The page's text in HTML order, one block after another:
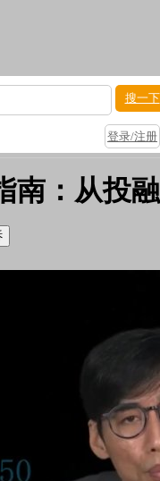
搜一下
登录/注册
南：从投融